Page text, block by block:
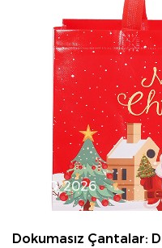
03 20, 2026
Dokumasız Çantalar: